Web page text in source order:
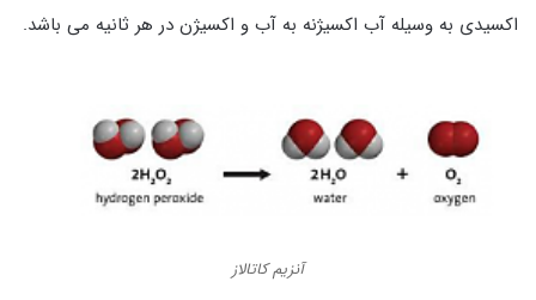
اکسیدی به وسیله آب اکسیژنه به آب و اکسیژن در هر ثانیه می باشد.
آنزیم کاتالاز